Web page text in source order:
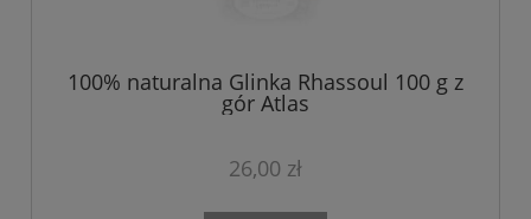
100% naturalna Glinka Rhassoul 100 g z
gór Atlas
26,00 zł